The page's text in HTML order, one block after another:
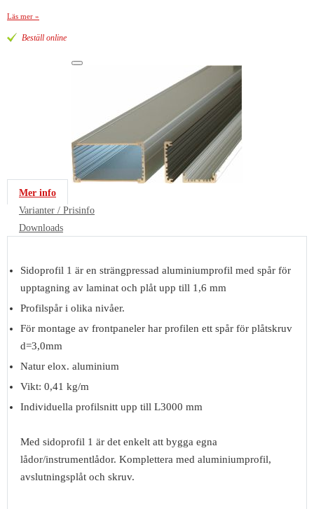
Läs mer »
Beställ online
Mer info
Varianter / Prisinfo
Downloads
Sidoprofil 1 är en strängpressad aluminiumprofil med spår för
upptagning av laminat och plåt upp till 1,6 mm
Profilspår i olika nivåer.
För montage av frontpaneler har profilen ett spår för plåtskruv
d=3,0mm
Natur elox. aluminium
Vikt: 0,41 kg/m
Individuella profilsnitt upp till L3000 mm
Med sidoprofil 1 är det enkelt att bygga egna
lådor/instrumentlådor. Komplettera med aluminiumprofil,
avslutningsplåt och skruv.